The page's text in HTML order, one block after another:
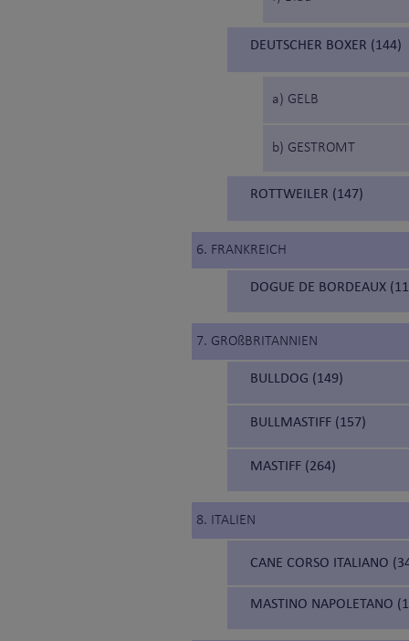
DEUTSCHER BOXER (144)
a) GELB
b) GESTROMT
ROTTWEILER (147)
6. FRANKREICH
DOGUE DE BORDEAUX
7. GROßBRITANNIEN
BULLDOG (149)
BULLMASTIFF (157)
MASTIFF (264)
8. ITALIEN
CANE CORSO ITALIANO
MASTINO NAPOLETANO